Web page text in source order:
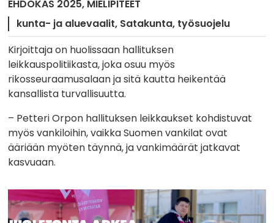
EHDOKAS 2025 MIELIPITEET
kunta- ja aluevaalit Satakunta työsuojelu
Kirjoittaja on huolissaan hallituksen
leikkauspolitiikasta, joka osuu myös
rikosseuraamusalaan ja sitä kautta heikentää
kansallista turvallisuutta.
– Petteri Orpon hallituksen leikkaukset kohdistuvat
myös vankiloihin, vaikka Suomen vankilat ovat
ääriään myöten täynnä, ja vankimäärät jatkavat
kasvuaan.